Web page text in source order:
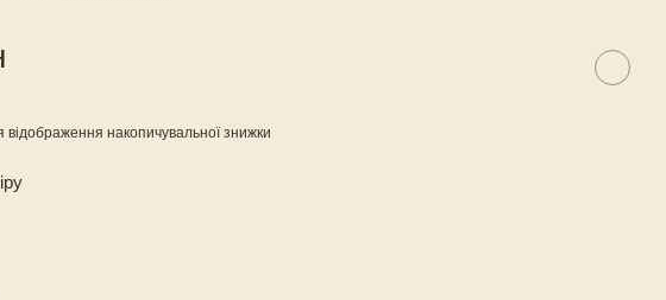
відображення накопичувальної знижки